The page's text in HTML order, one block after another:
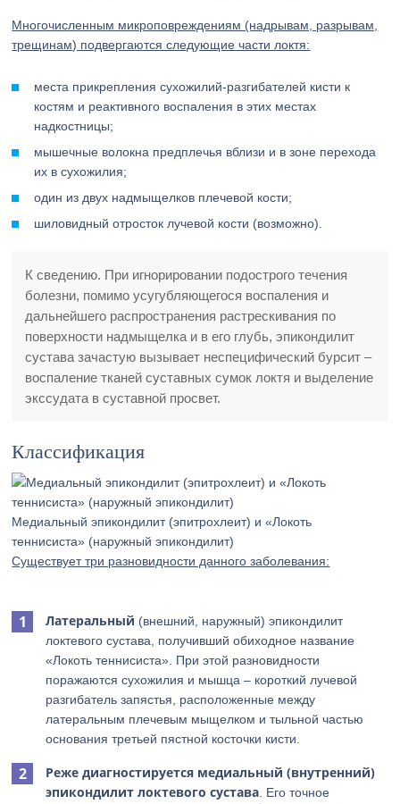
Многочисленным микроповреждениям (надрывам, разрывам,
трещинам) подвергаются следующие части локтя:
места прикрепления сухожилий-разгибателей кисти к
костям и реактивного воспаления в этих местах
надкостницы;
мышечные волокна предплечья вблизи и в зоне перехода
их в сухожилия;
один из двух надмыщелков плечевой кости;
шиловидный отросток лучевой кости (возможно).
К сведению. При игнорировании подострого течения
болезни, помимо усугубляющегося воспаления и
дальнейшего распространения растрескивания по
поверхности надмыщелка и в его глубь, эпикондилит
сустава зачастую вызывает неспецифический бурсит –
воспаление тканей суставных сумок локтя и выделение
экссудата в суставной просвет.
Классификация
Медиальный эпикондилит (эпитрохлеит) и «Локоть
теннисиста» (наружный эпикондилит)
Существует три разновидности данного заболевания:
Латеральный (внешний, наружный) эпикондилит
локтевого сустава, получивший обиходное название
«Локоть теннисиста». При этой разновидности
поражаются сухожилия и мышца – короткий лучевой
разгибатель запястья, расположенные между
латеральным плечевым мыщелком и тыльной частью
основания третьей пястной косточки кисти.
Реже диагностируется медиальный (внутренний)
эпикондилит локтевого сустава . Его точное